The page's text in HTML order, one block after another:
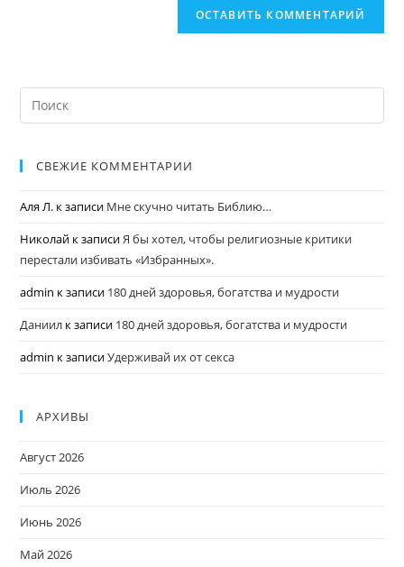
СВЕЖИЕ КОММЕНТАРИИ
Аля Л. к записи Мне скучно читать Библию…
Николай к записиЯ бы хотел, чтобы религиозные критики
перестали избивать «Избранных».
admin к записи 180 дней здоровья, богатства и мудрости
Даниил к записи 180 дней здоровья, богатства и мудрости
admin к записиУдерживай их от секса
АРХИВЫ
Август 2026
Июль 2026
Июнь 2026
Май 2026